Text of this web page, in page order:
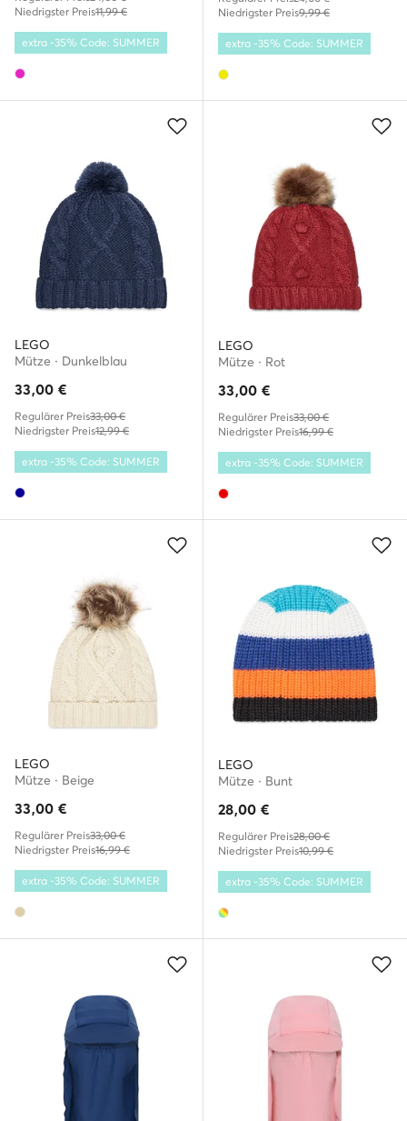
Niedrigster Preis11,99 €
extra -35% Code: SUMMER
Niedrigster Preis9,99 €
extra -35% Code: SUMMER
LEGO
Mütze · Dunkelblau
33,00 €
Regulärer Preis33,00 €
Niedrigster Preis12,99 €
extra -35% Code: SUMMER
LEGO
Mütze · Rot
33,00 €
Regulärer Preis33,00 €
Niedrigster Preis16,99 €
extra -35% Code: SUMMER
LEGO
Mütze · Beige
33,00 €
Regulärer Preis33,00 €
Niedrigster Preis16,99 €
extra -35% Code: SUMMER
LEGO
Mütze · Bunt
28,00 €
Regulärer Preis28,00 €
Niedrigster Preis10,99 €
extra -35% Code: SUMMER